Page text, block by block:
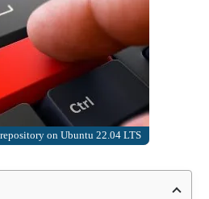
on Ubuntu 22.04 LTS